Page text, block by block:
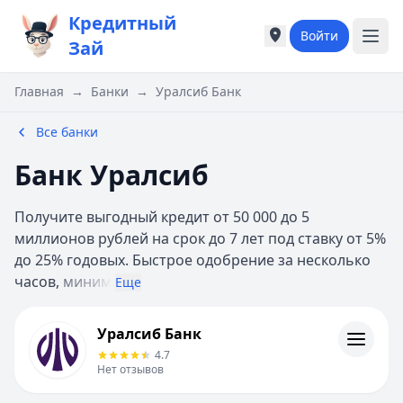
Кредитный
Зай
Города России
К
Казань
Красноярск
Нижний Новгород
Города России
К
Казань
Красноярск
Нижний Новгород
Войти
Главная → Банки → Уралсиб Банк
Все банки
Банк Уралсиб
Получите выгодный кредит от 50 000 до 5
миллионов рублей на срок до 7 лет под ставку от 5%
до 25% годовых. Быстрое одобрение за несколько
часов, миним Еще
Кредиты
Контакты
Уралсиб Банк
4.7
Нет отзывов